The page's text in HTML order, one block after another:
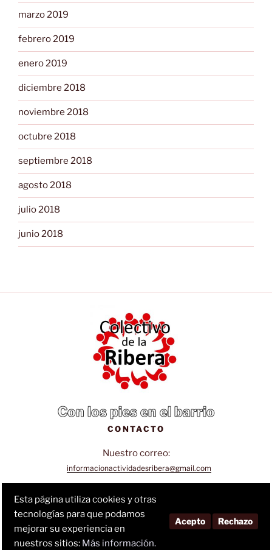
marzo 2019
febrero 2019
enero 2019
diciembre 2018
noviembre 2018
octubre 2018
septiembre 2018
agosto 2018
julio 2018
junio 2018
Con los pies en el barrio
CONTACTO
Nuestro correo:
informacionactividadesribera@gmail.com
Sigue nuestra página de Facebook:
Facebook
(Al suscribirte aceptas nuestrapolítica de privacidad
Esta página utiliza cookies y otras
tecnologías para que podamos
mejorar su experiencia en
nuestros sitios: Más información.
Acepto Rechazo